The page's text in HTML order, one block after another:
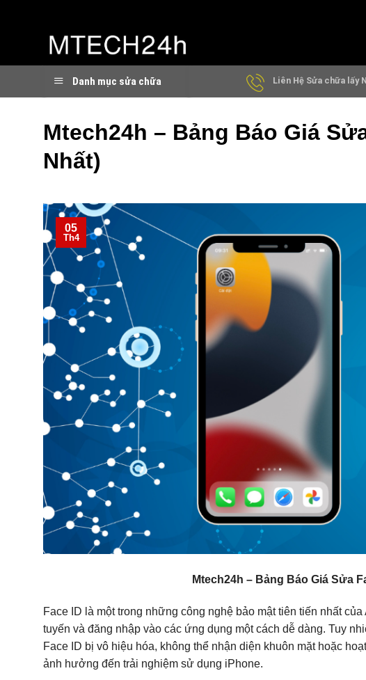
Danh mục sửa chữa Liên Hệ Sửa chữa lấy
Mtech24h – Bảng Báo Giá
Nhất)
05
Th4
Mtech24h – Bảng Báo Giá Sửa
Face ID là một trong những công nghệ bảo mật tiên tiến nhất
tuyến và đăng nhập vào các ứng dụng một cách dễ dàng. Tuy
Face ID bị vô hiệu hóa, không thể nhận diện khuôn mặt hoặc
ảnh hưởng đến trải nghiệm sử dụng iPhone.